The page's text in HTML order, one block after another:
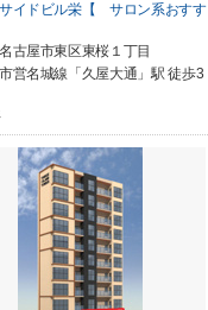
イドビル栄【 サロン系おすす
古屋市東区東桜１丁目
営名城線「久屋大通」駅 徒歩3